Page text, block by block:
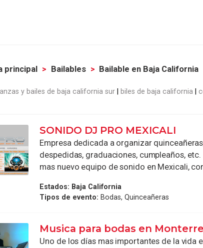
principal Bailables Bailable en Baja California
y bailes de baja california sur biles de baja california
SONIDO DJ PRO MEXICALI
Empresa dedicada a organizar
despedidas, graduaciones, cumpleaños,
mas nuevo equipo de sonido en Mexicali,
Estados: Baja California
Tipos de evento: Bodas, Quinceañeras
Musica para bodas en
Uno de los días mas importantes de la vida